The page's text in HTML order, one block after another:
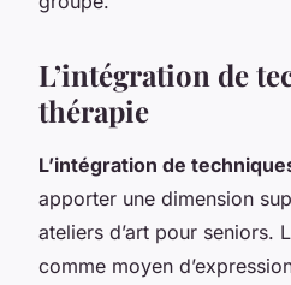
L’intégration de
thérapie
L’intégration de
apporter une dimension
ateliers d’art pour seniors.
comme moyen